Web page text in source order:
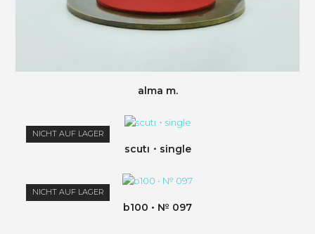
alma m.
NICHT AUF LAGER
scutı・single
NICHT AUF LAGER
b100 • № 097